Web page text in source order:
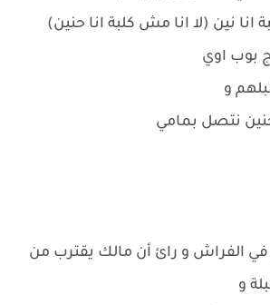
انا نين (لا انا مش كلبة انا حنين)
بوب اوي
و
نتصل بمامي
الفراش و رائ أن مالك يقترب من
و